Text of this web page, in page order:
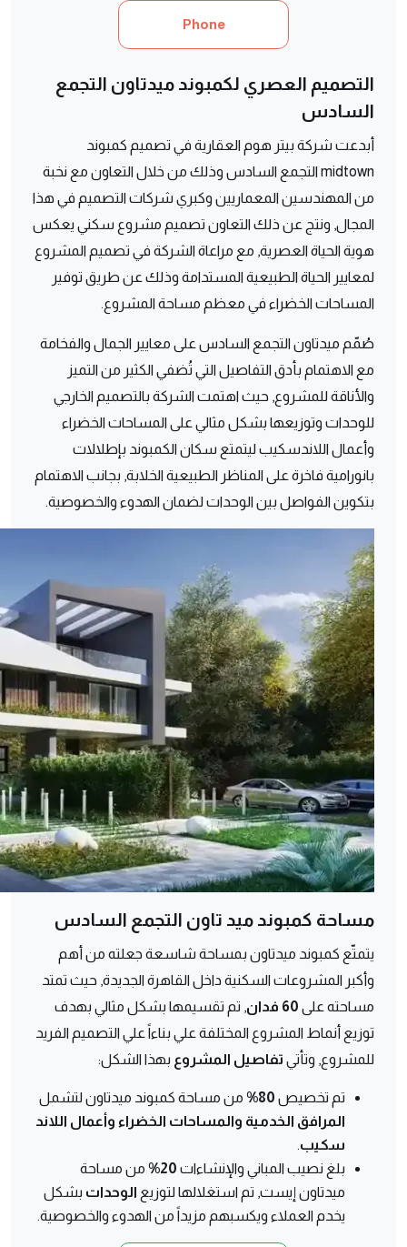
Phone
التصميم العصري لكمبوند ميدتاون التجمع
السادس
أبدعت شركة بيتر هوم العقارية في تصميم كمبوند
midtown التجمع السادس وذلك من خلال التعاون مع نخبة
من المهندسين المعماريين وكبري شركات التصميم في هذا
المجال, ونتج عن ذلك التعاون تصميم مشروع سكني يعكس
هوية الحياة العصرية, مع مراعاة الشركة في تصميم المشروع
لمعايير الحياة الطبيعية المستدامة وذلك عن طريق توفير
المساحات الخضراء في معظم مساحة المشروع.
صُمّم ميدتاون التجمع السادس على معايير الجمال والفخامة
مع الاهتمام بأدق التفاصيل التي تُضفي الكثير من التميز
والأناقة للمشروع, حيث اهتمت الشركة بالتصميم الخارجي
للوحدات وتوزيعها بشكل مثالي على المساحات الخضراء
وأعمال اللاندسكيب ليتمتع سكان الكمبوند بإطلالات
بانورامية فاخرة على المناظر الطبيعية الخلابة, بجانب الاهتمام
بتكوين الفواصل بين الوحدات لضمان الهدوء والخصوصية.
مساحة كمبوند ميد تاون التجمع السادس
يتمتّع كمبوند ميدتاون بمساحة شاسعة جعلته من أهم
وأكبر المشروعات السكنية داخل القاهرة الجديدة, حيث تمتد
مساحته على
, تم تقسيمها بشكل مثالي بهدف
توزيع أنماط المشروع المختلفة علي بناءاً علي التصميم الفريد
للمشروع, وتأتي تفاصيل المشروع بهذا الشكل:
تم تخصيص 80%
من مساحة كمبوند ميدتاون لتشمل
المرافق الخدمية والمساحات الخضراء وأعمال اللاند
سكيب.
بلغ نصيب المباني والإنشاءات 20%
من مساحة
ميدتاون إيست, تم استغلالها لتوزيع الوحدات بشكل
يخدم العملاء ويكسبهم مزيداً من الهدوء والخصوصية.